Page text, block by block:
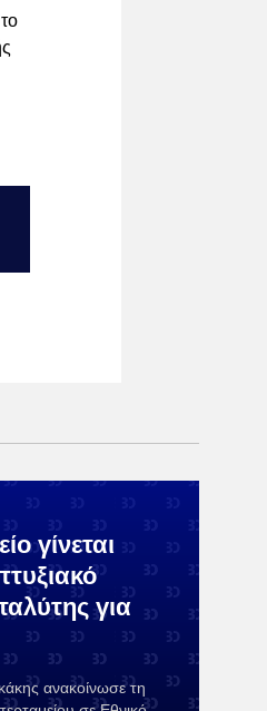
γίνεται
για
ανακοίνωσε τη